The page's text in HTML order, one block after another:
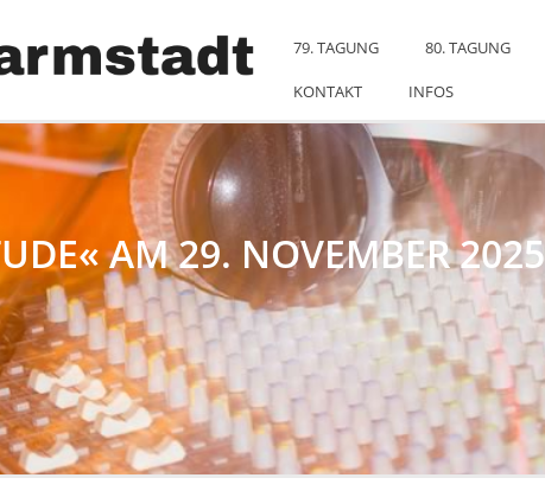
79. TAGUNG 80. TAGUNG
KONTAKT INFOS
AM 29. NOVEMBER 2025